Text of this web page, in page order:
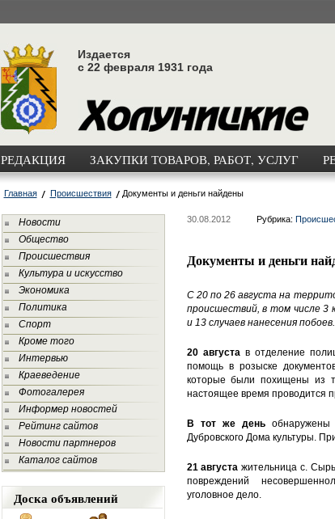
Издается
с 22 февраля 1931 года
РЕДАКЦИЯ ЗАКУПКИ ТОВАРОВ, РАБОТ, УСЛУГ
Главная Происшествия Документы и деньги найдены
Новости
Общество
Происшествия
Культура и искусство
Экономика
Политика
Спорт
Кроме того
Интервью
Краеведение
Фотогалерея
Информер новостей
Рейтинг сайтов
Новости партнеров
Каталог сайтов
Доска объявлений
30.08.2012 Рубрика:
Документы и деньги
С 20 по 26 августа на
происшествий, в том числе 3
и 13 случаев нанесения побоев.
20 августа в отделение
помощь в розыске
которые были похищены из
настоящее время проводится
В тот же день обнаружены
Дубровского Дома культуры.
21 августа жительница с.
повреждений
уголовное дело.